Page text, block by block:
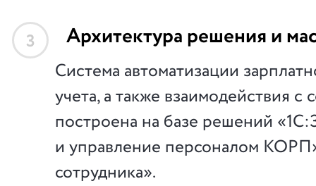
3 Архитектура решения и
Система автоматизации
учета, а также взаимодействия с
построена на базе решений
и управление персоналом
сотрудника».